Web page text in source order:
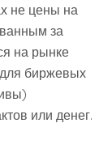
не цены на
за
на рынке
биржевых
или денег.